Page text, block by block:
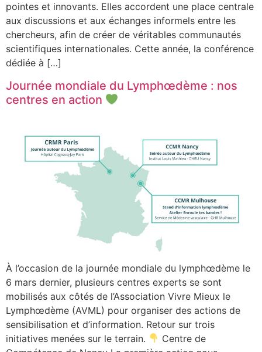
pointes et innovants. Elles accordent une place centrale
aux discussions et aux échanges informels entre les
chercheurs, afin de créer de véritables communautés
scientifiques internationales. Cette année, la conférence
dédiée à […]
Journée mondiale du Lymphœdème : nos
centres en action
À l’occasion de la journée mondiale du lymphœdème le
6 mars dernier, plusieurs centres experts se sont
mobilisés aux côtés de l’Association Vivre Mieux le
Lymphœdème (AVML) pour organiser des actions de
sensibilisation et d’information. Retour sur trois
initiatives menées sur le terrain.
Centre de